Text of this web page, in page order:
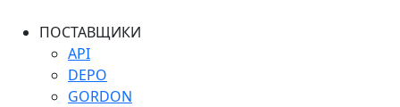
ПОСТАВЩИКИ
API
DEPO
GORDON